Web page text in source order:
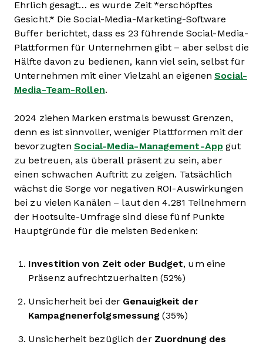
Ehrlich gesagt… es wurde Zeit *erschöpftes
Gesicht.* Die Social-Media-Marketing-Software
Buffer berichtet, dass es 23 führende Social-Media-
Plattformen für Unternehmen gibt – aber selbst die
Hälfte davon zu bedienen, kann viel sein, selbst für
Unternehmen mit einer Vielzahl an eigenenSocial-
Media-Team-Rollen.
2024 ziehen Marken erstmals bewusst Grenzen,
denn es ist sinnvoller, weniger Plattformen mit der
bevorzugtenSocial-Media-Management-Appgut
zu betreuen, als überall präsent zu sein, aber
einen schwachen Auftritt zu zeigen. Tatsächlich
wächst die Sorge vor negativen ROI-Auswirkungen
bei zu vielen Kanälen – laut den 4.281 Teilnehmern
der Hootsuite-Umfrage sind diese fünf Punkte
Hauptgründe für die meisten Bedenken:
Investition von Zeit oder Budget, um eine
Präsenz aufrechtzuerhalten (52%)
Unsicherheit bei der Genauigkeit der
Kampagnenerfolgsmessung (35%)
Unsicherheit bezüglich der Zuordnung des